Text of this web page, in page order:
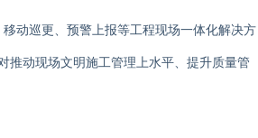
动巡更、预警上报等工程现场一体化解决方
推动现场文明施工管理上水平、提升质量管